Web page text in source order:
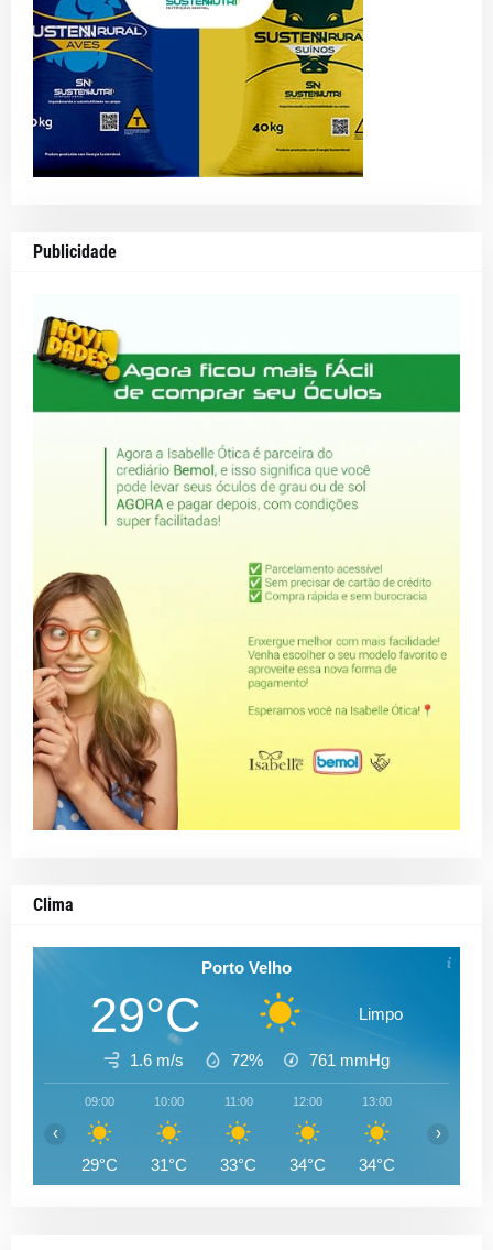
Publicidade
Clima
Porto Velho
29°C Limpo
1.6 m/s 72% 761 mmHg
09:00
29°C
10:00
31°C
11:00
33°C
12:00
34°C
13:00
34°C
‹ ›